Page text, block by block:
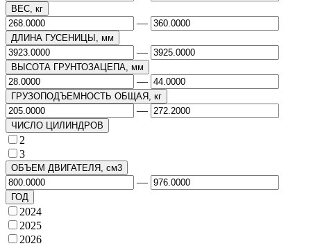
ВЕС, кг
—
ДЛИНА ГУСЕНИЦЫ, мм
—
ВЫСОТА ГРУНТОЗАЦЕПА, мм
—
ГРУЗОПОДЪЕМНОСТЬ ОБЩАЯ, кг
—
ЧИСЛО ЦИЛИНДРОВ
2
3
ОБЪЕМ ДВИГАТЕЛЯ, см3
—
ГОД
2024
2025
2026